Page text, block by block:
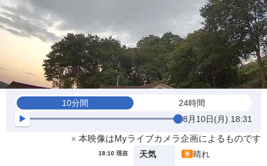
10分間
24時間
8月10日(月) 18:31
※ 本映像はMyライブカメラ企画によるものです
18:10 現在 天気
晴れ